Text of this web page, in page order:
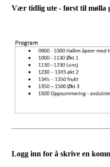
Vær tidlig ute - først til mølla
Logg inn for å skrive en